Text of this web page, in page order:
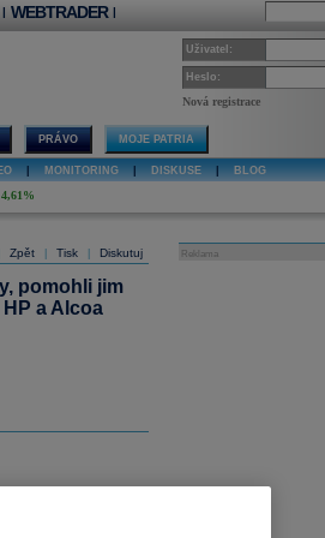
| WEBTRADER |
Uživatel:
Heslo:
Nová registrace
PRÁVO MOJE PATRIA
MONITORING DISKUSE BLOG
4,61%
Zpět Tisk Diskutuj
pomohli jim
a Alcoa
Reklama